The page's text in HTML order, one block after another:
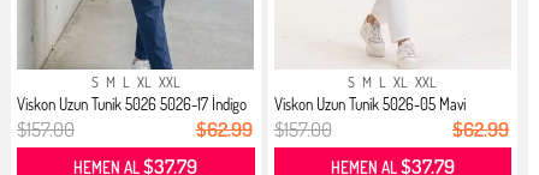
S M L XL XXL
Viskon Uzun Tunik 5026 5026-17 İndigo
$157.00 $62.99
HEMEN AL$37.79
S M L XL XXL
Viskon Uzun Tunik 5026-05 Mavi
$157.00 $62.99
HEMEN AL$37.79